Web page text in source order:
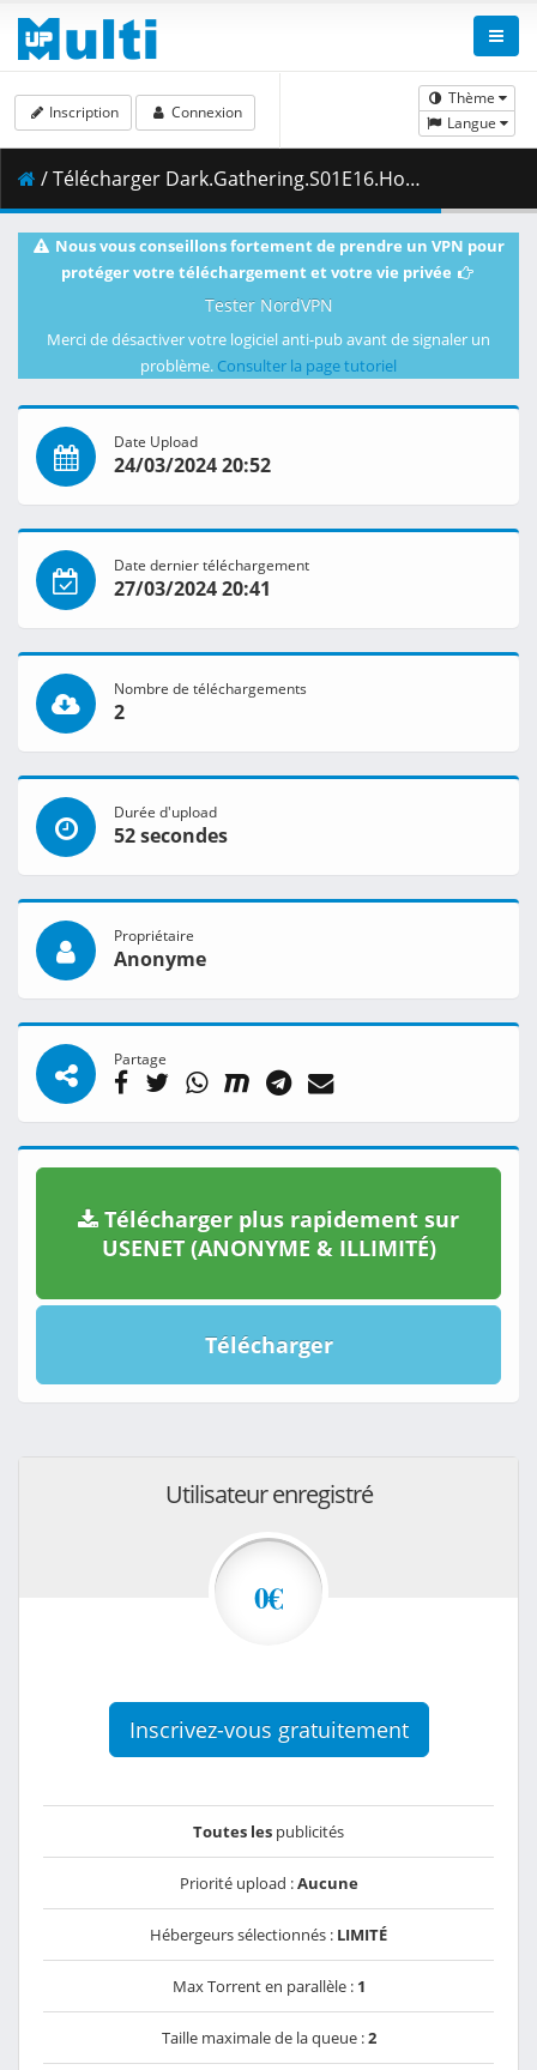
Thème
Langue
Inscription Connexion
/ Télécharger Dark.Gathering.S01E16.House.Hunting.1080p.HIDI.WEB-DL.AAC2.0.H.264-VARYG.mkv.002 ( 475.31 MB )
Nous vous conseillons fortement de prendre un VPN pour
protéger votre téléchargement et votre vie privée
Tester NordVPN
Merci de désactiver votre logiciel anti-pub avant de signaler un
problème. Consulter la page tutoriel
Date Upload
24/03/2024 20:52
Date dernier téléchargement
27/03/2024 20:41
Nombre de téléchargements
2
Durée d'upload
52 secondes
Propriétaire
Anonyme
Partage
Télécharger plus rapidement sur
USENET (ANONYME & ILLIMITÉ)
Télécharger
Utilisateur enregistré
0€
Inscrivez-vous gratuitement
Toutes les publicités
Priorité upload :Aucune
Hébergeurs sélectionnés : LIMITÉ
Max Torrent en parallèle : 1
Taille maximale de la queue :2